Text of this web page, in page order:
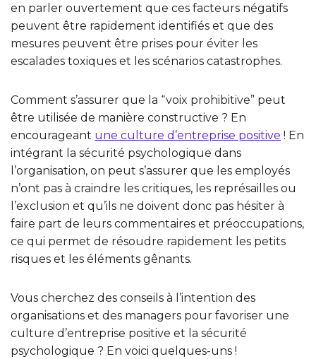
en parler ouvertement que ces facteurs négatifs
peuvent être rapidement identifiés et que des
mesures peuvent être prises pour éviter les
escalades toxiques et les scénarios catastrophes.
Comment s’assurer que la “voix prohibitive” peut
être utilisée de manière constructive ? En
encourageant une culture d’entreprise positive ! En
intégrant la sécurité psychologique dans
l’organisation, on peut s’assurer que les employés
n’ont pas à craindre les critiques, les représailles ou
l’exclusion et qu’ils ne doivent donc pas hésiter à
faire part de leurs commentaires et préoccupations,
ce qui permet de résoudre rapidement les petits
risques et les éléments gênants.
Vous cherchez des conseils à l’intention des
organisations et des managers pour favoriser une
culture d’entreprise positive et la sécurité
psychologique ? En voici quelques-uns !